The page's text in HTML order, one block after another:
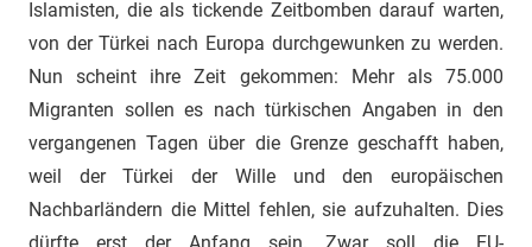
Islamisten, die als tickende Zeitbomben darauf warten,
von der Türkei nach Europa durchgewunken zu werden.
Nun scheint ihre Zeit gekommen: Mehr als 75.000
Migranten sollen es nach türkischen Angaben in den
vergangenen Tagen über die Grenze geschafft haben,
weil der Türkei der Wille und den europäischen
Nachbarländern die Mittel fehlen, sie aufzuhalten. Dies